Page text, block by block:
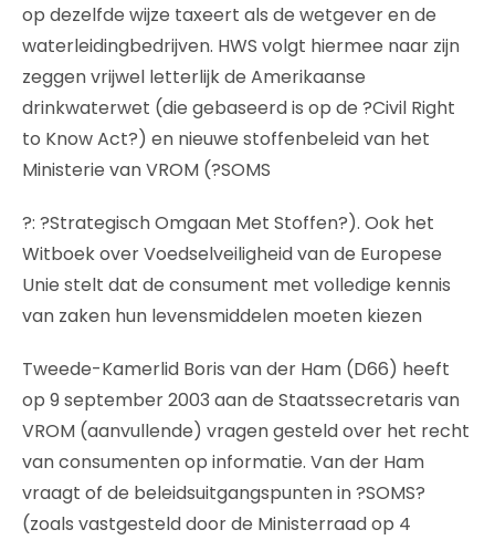
op dezelfde wijze taxeert als de wetgever en de
waterleidingbedrijven. HWS volgt hiermee naar zijn
zeggen vrijwel letterlijk de Amerikaanse
drinkwaterwet (die gebaseerd is op de ?Civil Right
to Know Act?) en nieuwe stoffenbeleid van het
Ministerie van VROM (?SOMS
?: ?Strategisch Omgaan Met Stoffen?). Ook het
Witboek over Voedselveiligheid van de Europese
Unie stelt dat de consument met volledige kennis
van zaken hun levensmiddelen moeten kiezen
Tweede-Kamerlid Boris van der Ham (D66) heeft
op 9 september 2003 aan de Staatssecretaris van
VROM (aanvullende) vragen gesteld over het recht
van consumenten op informatie. Van der Ham
vraagt of de beleidsuitgangspunten in ?SOMS?
(zoals vastgesteld door de Ministerraad op 4